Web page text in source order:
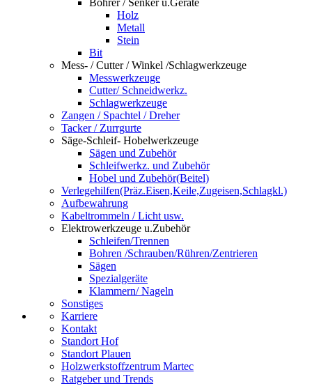
Bohrer / Senker u.Geräte
Holz
Metall
Stein
Bit
Mess- / Cutter / Winkel /Schlagwerkzeuge
Messwerkzeuge
Cutter/ Schneidwerkz.
Schlagwerkzeuge
Zangen / Spachtel / Dreher
Tacker / Zurrgurte
Säge-Schleif- Hobelwerkzeuge
Sägen und Zubehör
Schleifwerkz. und Zubehör
Hobel und Zubehör(Beitel)
Verlegehilfen(Präz.Eisen,Keile,Zugeisen,Schlagkl.)
Aufbewahrung
Kabeltrommeln / Licht usw.
Elektrowerkzeuge u.Zubehör
Schleifen/Trennen
Bohren /Schrauben/Rühren/Zentrieren
Sägen
Spezialgeräte
Klammern/ Nageln
Sonstiges
Karriere
Kontakt
Standort Hof
Standort Plauen
Holzwerkstoffzentrum Martec
Ratgeber und Trends